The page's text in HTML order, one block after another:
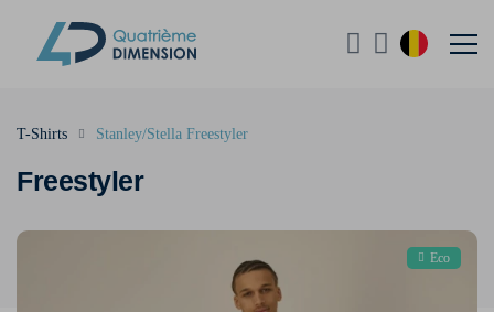
Freestyler
T-Shirts Stanley/Stella Freestyler
Eco